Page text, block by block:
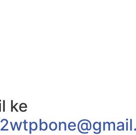
ke